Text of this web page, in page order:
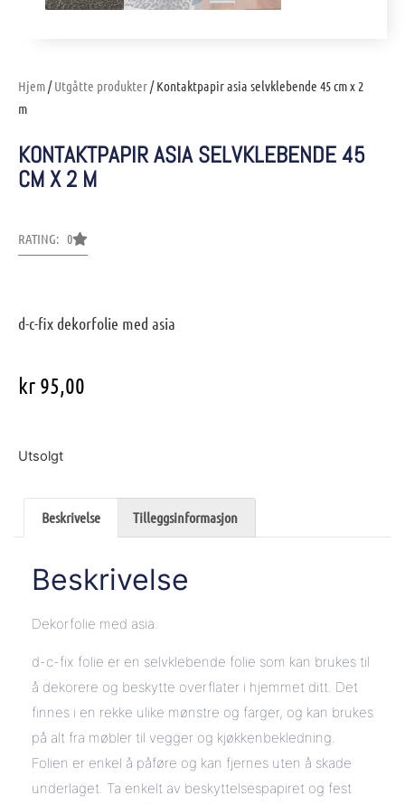
Hjem/Utgåtte produkter/ Kontaktpapir asia selvklebende 45 cm x 2
m
KONTAKTPAPIR ASIA SELVKLEBENDE 45
CM X 2 M
RATING: 0
d-c-fix dekorfolie med asia
kr 95,00
Utsolgt
Beskrivelse Tilleggsinformasjon
Beskrivelse
Dekorfolie med asia.
d-c-fix folie er en selvklebende folie som kan brukes til
å dekorere og beskytte overflater i hjemmet ditt. Det
finnes i en rekke ulike mønstre og farger, og kan brukes
på alt fra møbler til vegger og kjøkkenbekledning.
Folien er enkel å påføre og kan fjernes uten å skade
underlaget. Ta enkelt av beskyttelsespapiret og fest